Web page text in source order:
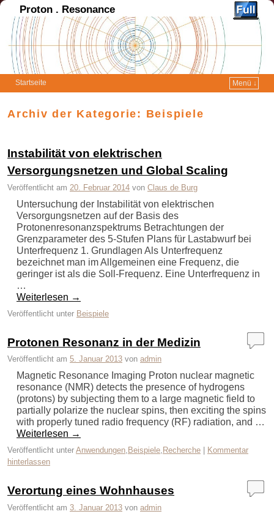
Proton . Resonance
Startseite Menü ↓
Archiv der Kategorie: Beispiele
Instabilität von elektrischen
Versorgungsnetzen und Global Scaling
Veröffentlicht am 20. Februar 2014 von Claus de Burg
Untersuchung der Instabilität von elektrischen
Versorgungsnetzen auf der Basis des
Protonenresonanzspektrums Betrachtungen der
Grenzparameter des 5-Stufen Plans für Lastabwurf bei
Unterfrequenz 1. Grundlagen Als Unterfrequenz
bezeichnet man im Allgemeinen eine Frequenz, die
geringer ist als die Soll-Frequenz. Eine Unterfrequenz in
…
Weiterlesen →
Veröffentlicht unter Beispiele
Protonen Resonanz in der Medizin
Veröffentlicht am 5. Januar 2013 von admin
Magnetic Resonance Imaging Proton nuclear magnetic
resonance (NMR) detects the presence of hydrogens
(protons) by subjecting them to a large magnetic field to
partially polarize the nuclear spins, then exciting the spins
with properly tuned radio frequency (RF) radiation, and …
Weiterlesen →
Veröffentlicht unter Anwendungen, Beispiele, Recherche
Kommentar
hinterlassen
Verortung eines Wohnhauses
Veröffentlicht am 3. Januar 2013 von admin